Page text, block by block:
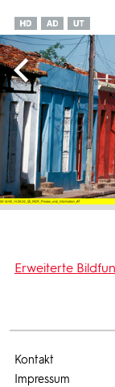
Erweiterte
Kontakt
Impressum